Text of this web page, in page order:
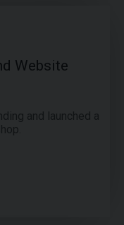
Website
and launched a